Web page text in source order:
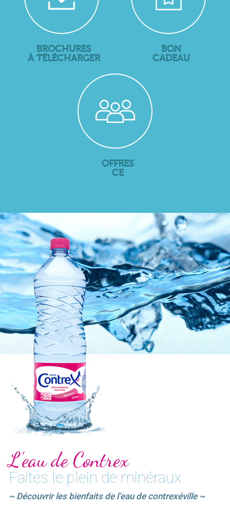
BROCHURES
À TÉLÉCHARGER
BON
CADEAU
OFFRES
CE
L’eau de Contrex
Faites le plein de minéraux
~ Découvrir les bienfaits de l’eau de contrexéville ~